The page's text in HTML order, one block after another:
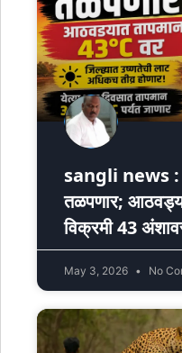
sangli news :
तळपणार;
विक्रमी 43
May 3, 2026 No